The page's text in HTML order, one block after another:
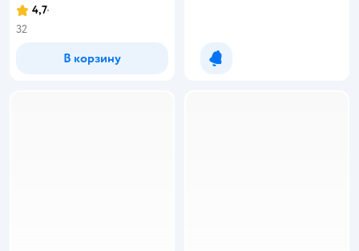
4,7
32
В корзину Уведомить о появлении